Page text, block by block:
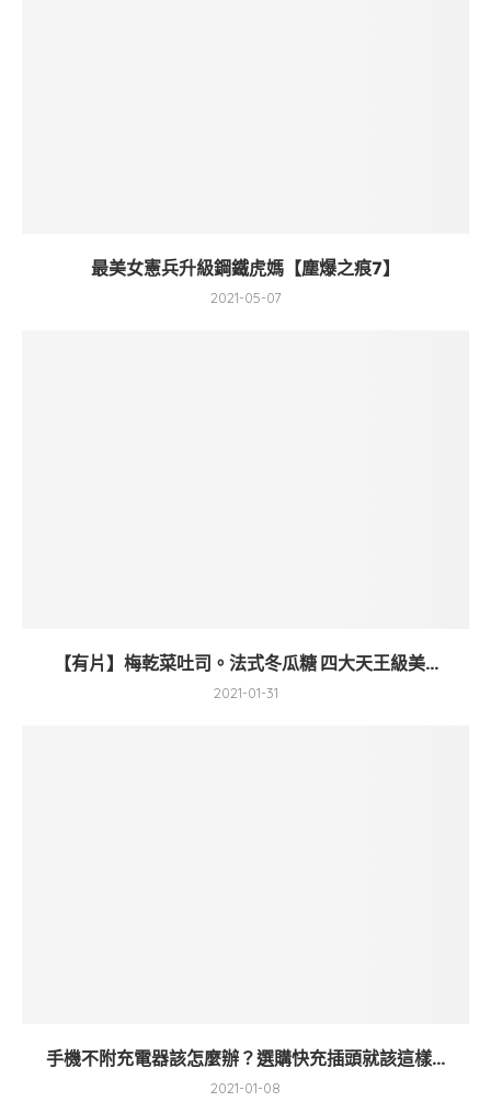
最美女憲兵升級鋼鐵虎媽【塵爆之痕7】
2021-05-07
【有片】梅乾菜吐司。法式冬瓜糖 四大天王級美...
2021-01-31
手機不附充電器該怎麼辦？選購快充插頭就該這樣...
2021-01-08